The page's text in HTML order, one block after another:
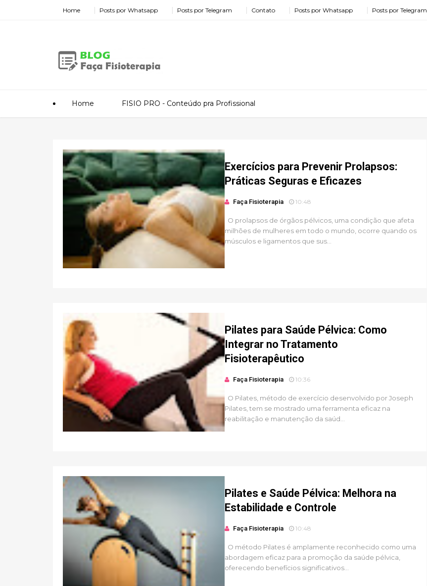
Home Posts por Whatsapp Posts por Telegram Contato Posts por Whatsapp Posts por Telegram
Home FISIO PRO - Conteúdo pra Profissional
Exercícios para Prevenir Prolapsos:
Práticas Seguras e Eficazes
Faça Fisioterapia 10:48
O prolapsos de órgãos pélvicos, uma condição que afeta
milhões de mulheres em todo o mundo, ocorre quando os
músculos e ligamentos que sus...
Pilates para Saúde Pélvica: Como
Integrar no Tratamento
Fisioterapêutico
Faça Fisioterapia 10:36
O Pilates, método de exercício desenvolvido por Joseph
Pilates, tem se mostrado uma ferramenta eficaz na
reabilitação e manutenção da saúd...
Pilates e Saúde Pélvica: Melhora na
Estabilidade e Controle
Faça Fisioterapia 10:48
O método Pilates é amplamente reconhecido como uma
abordagem eficaz para a promoção da saúde pélvica,
oferecendo benefícios significativos...